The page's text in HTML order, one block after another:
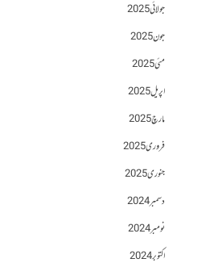
جولائی 2025
جون 2025
مئی 2025
اپریل 2025
مارچ 2025
فروری 2025
جنوری 2025
دسمبر 2024
نومبر 2024
اکتوبر 2024